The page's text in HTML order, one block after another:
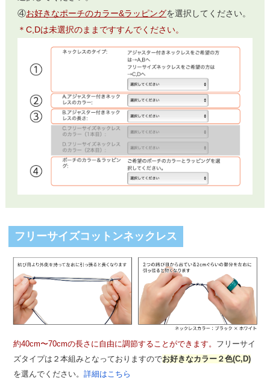
④お好きなポーチのカラー&ラッピングを選択してください。
＊C,Dは未選択のままですすんでください。
フリーサイズコットンネックレス
約40cm〜70cmの長さに自由に調節することができます。 フリーサイ
ズタイプは２本組みとなっておりますのでお好きなカラー２色(C,D)
を選んでください。 詳細はこちら